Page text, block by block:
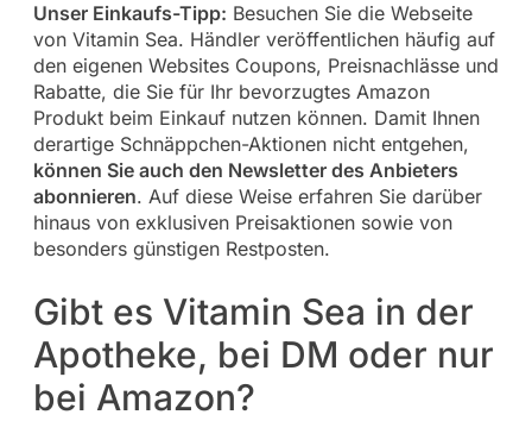
Unser Einkaufs-Tipp: Besuchen Sie die Webseite
von Vitamin Sea. Händler veröffentlichen häufig auf
den eigenen Websites Coupons, Preisnachlässe und
Rabatte, die Sie für Ihr bevorzugtes Amazon
Produkt beim Einkauf nutzen können. Damit Ihnen
derartige Schnäppchen-Aktionen nicht entgehen,
können Sie auch den Newsletter des Anbieters
abonnieren. Auf diese Weise erfahren Sie darüber
hinaus von exklusiven Preisaktionen sowie von
besonders günstigen Restposten.
Gibt es Vitamin Sea in der
Apotheke, bei DM oder nur
bei Amazon?